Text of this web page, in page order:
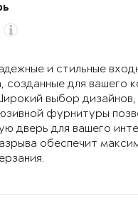
и стильные
созданные для вашего
выбор дизайнов,
фурнитуры
дверь для вашего
обеспечит